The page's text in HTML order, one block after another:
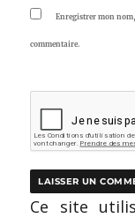
Enregistrer mon
commentaire.
Ce site